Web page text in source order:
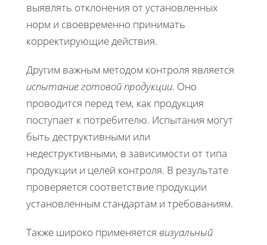
выявлять отклонения от установленных
норм и своевременно принимать
корректирующие действия.
Другим важным методом контроля является
испытание готовой продукции. Оно
проводится перед тем, как продукция
поступает к потребителю. Испытания могут
быть деструктивными или
недеструктивными, в зависимости от типа
продукции и целей контроля. В результате
проверяется соответствие продукции
установленным стандартам и требованиям.
Также широко применяется визуальный